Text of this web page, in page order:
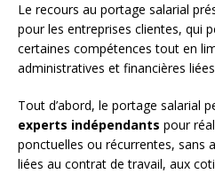
Le recours au portage salarial
pour les entreprises clientes, qui
certaines compétences tout en
administratives et financières
Tout d’abord, le portage salarial
experts indépendants pour
ponctuelles ou récurrentes, sans
liées au contrat de travail, aux